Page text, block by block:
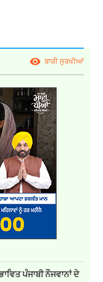
ਬਾਕੀ ਸੁਰਖੀਆਂ
ਪੰਜਾਬੀ ਨੌਜਵਾਨਾਂ ਦੇ